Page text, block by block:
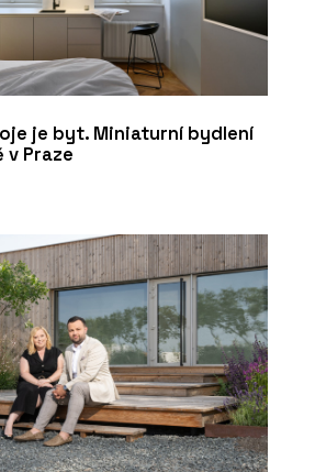
je byt. Miniaturní bydlení
v Praze